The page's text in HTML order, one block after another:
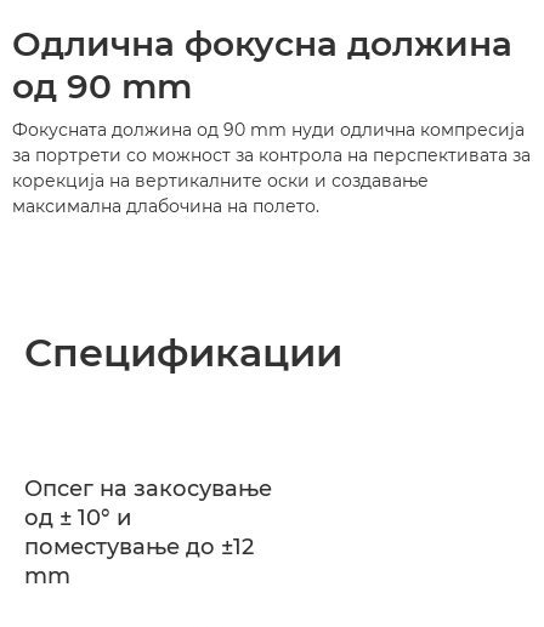
Одлична фокусна должина
од 90 mm
Фокусната должина од 90 mm нуди одлична компресија
за портрети со можност за контрола на перспективата за
корекција на вертикалните оски и создавање
максимална длабочина на полето.
Спецификации
Опсег на закосување
од ± 10° и
поместување до ±12
mm